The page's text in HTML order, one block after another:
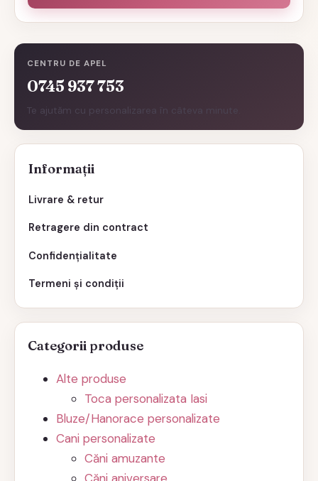
CENTRU DE APEL
0745 937 753
Te ajutăm cu personalizarea în câteva minute.
Informații
Livrare & retur
Retragere din contract
Confidențialitate
Termeni și condiții
Categorii produse
Alte produse
Toca personalizata Iasi
Bluze/Hanorace personalizate
Cani personalizate
Căni amuzante